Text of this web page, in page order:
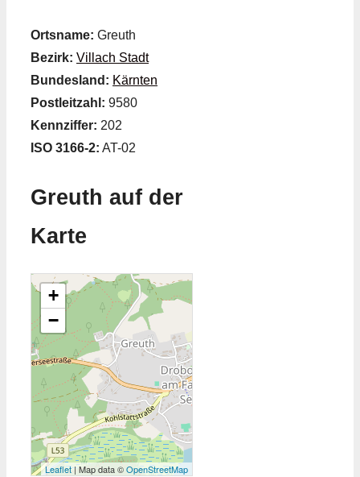
Ortsname: Greuth
Bezirk: Villach Stadt
Bundesland: Kärnten
Postleitzahl: 9580
Kennziffer: 202
ISO 3166-2: AT-02
Greuth auf der
Karte
+
−
Leaflet| Map data ©OpenStreetMap